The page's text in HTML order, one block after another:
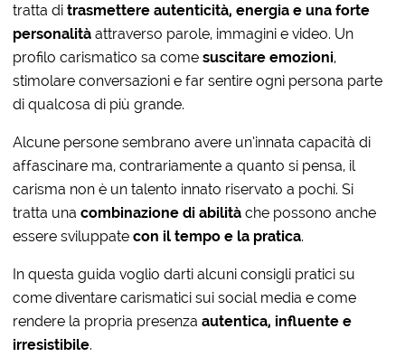
tratta ditrasmettere autenticità, energia e una forte
personalità attraverso parole, immagini e video. Un
profilo carismatico sa comesuscitare emozioni,
stimolare conversazioni e far sentire ogni persona parte
di qualcosa di più grande.
Alcune persone sembrano avere un’innata capacità di
affascinare ma, contrariamente a quanto si pensa, il
carisma non è un talento innato riservato a pochi. Si
tratta unacombinazione di abilitàche possono anche
essere sviluppatecon il tempo e la pratica.
In questa guida voglio darti alcuni consigli pratici su
come diventare carismatici sui social media e come
rendere la propria presenzaautentica, influente e
irresistibile.